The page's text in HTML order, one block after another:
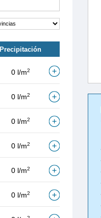
Precipitación
0 l/m2
0 l/m2
0 l/m2
0 l/m2
0 l/m2
0 l/m2